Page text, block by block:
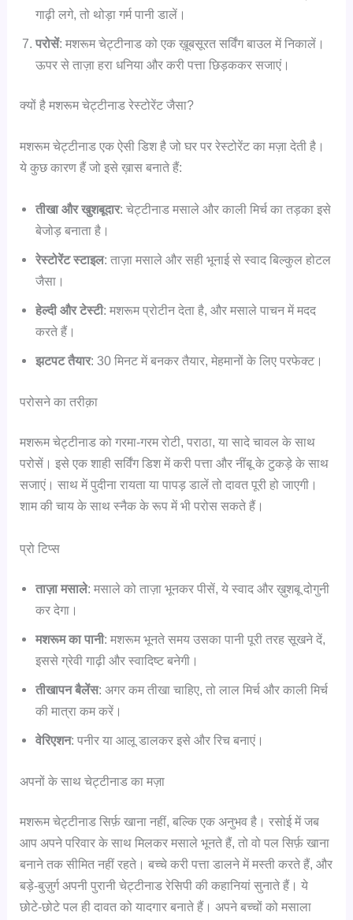
गाढ़ी लगे, तो थोड़ा गर्म पानी डालें।
परोसें: मशरूम चेट्टीनाड को एक ख़ूबसूरत सर्विंग बाउल में निकालें।
ऊपर से ताज़ा हरा धनिया और करी पत्ता छिड़ककर सजाएं।
क्यों है मशरूम चेट्टीनाड रेस्टोरेंट जैसा?
मशरूम चेट्टीनाड एक ऐसी डिश है जो घर पर रेस्टोरेंट का मज़ा देती है।
ये कुछ कारण हैं जो इसे ख़ास बनाते हैं:
तीखा और खुशबूदार: चेट्टीनाड मसाले और काली मिर्च का तड़का इसे
बेजोड़ बनाता है।
रेस्टोरेंट स्टाइल: ताज़ा मसाले और सही भूनाई से स्वाद बिल्कुल होटल
जैसा।
हेल्दी और टेस्टी: मशरूम प्रोटीन देता है, और मसाले पाचन में मदद
करते हैं।
झटपट तैयार: 30 मिनट में बनकर तैयार, मेहमानों के लिए परफेक्ट।
परोसने का तरीक़ा
मशरूम चेट्टीनाड को गरमा-गरम रोटी, पराठा, या सादे चावल के साथ
परोसें। इसे एक शाही सर्विंग डिश में करी पत्ता और नींबू के टुकड़े के साथ
सजाएं। साथ में पुदीना रायता या पापड़ डालें तो दावत पूरी हो जाएगी।
शाम की चाय के साथ स्नैक के रूप में भी परोस सकते हैं।
प्रो टिप्स
ताज़ा मसाले: मसाले को ताज़ा भूनकर पीसें, ये स्वाद और ख़ुशबू दोगुनी
कर देगा।
मशरूम का पानी: मशरूम भूनते समय उसका पानी पूरी तरह सूखने दें,
इससे ग्रेवी गाढ़ी और स्वादिष्ट बनेगी।
तीखापन बैलेंस: अगर कम तीखा चाहिए, तो लाल मिर्च और काली मिर्च
की मात्रा कम करें।
वेरिएशन: पनीर या आलू डालकर इसे और रिच बनाएं।
अपनों के साथ चेट्टीनाड का मज़ा
मशरूम चेट्टीनाड सिर्फ़ खाना नहीं, बल्कि एक अनुभव है। रसोई में जब
आप अपने परिवार के साथ मिलकर मसाले भूनते हैं, तो वो पल सिर्फ़ खाना
बनाने तक सीमित नहीं रहते। बच्चे करी पत्ता डालने में मस्ती करते हैं, और
बड़े-बुज़ुर्ग अपनी पुरानी चेट्टीनाड रेसिपी की कहानियां सुनाते हैं। ये
छोटे-छोटे पल ही दावत को यादगार बनाते हैं। अपने बच्चों को मसाला